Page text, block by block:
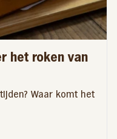
het roken van
Waar komt het